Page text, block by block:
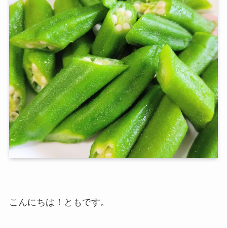
こんにちは！ともです。